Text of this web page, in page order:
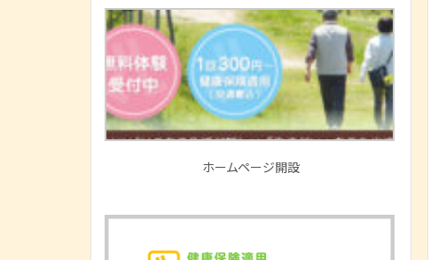
ホームページ開設